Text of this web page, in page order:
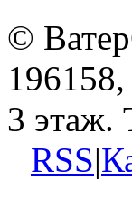
©
3 этаж.
RSS|